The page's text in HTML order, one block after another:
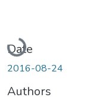
Loading...
Date
2016-08-24
Authors